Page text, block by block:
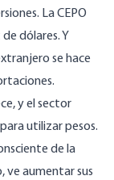
La CEPO
dólares. Y
se hace
y el sector
utilizar pesos.
de la
ve aumentar sus